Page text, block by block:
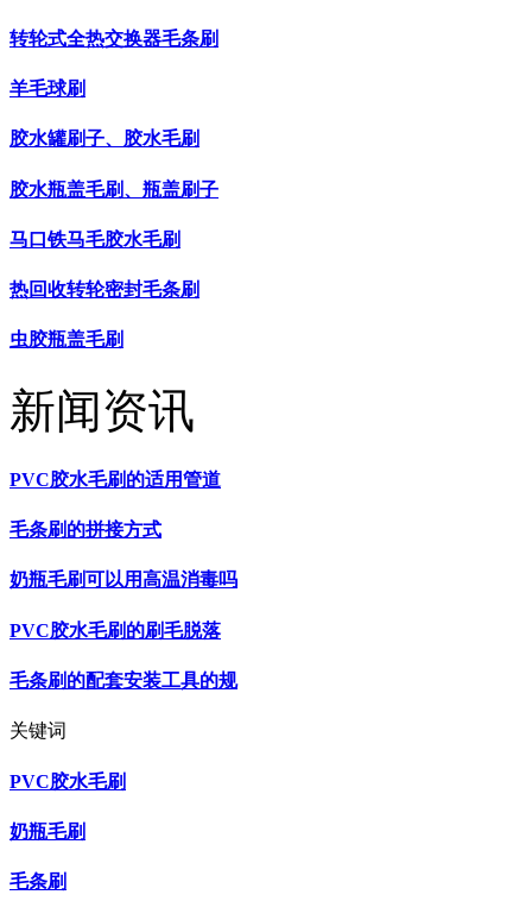
转轮式全热交换器毛条刷
羊毛球刷
胶水罐刷子、胶水毛刷
胶水瓶盖毛刷、瓶盖刷子
马口铁马毛胶水毛刷
热回收转轮密封毛条刷
虫胶瓶盖毛刷
新闻资讯
PVC胶水毛刷的适用管道
毛条刷的拼接方式
奶瓶毛刷可以用高温消毒吗
PVC胶水毛刷的刷毛脱落
毛条刷的配套安装工具的规
关键词
PVC胶水毛刷
奶瓶毛刷
毛条刷